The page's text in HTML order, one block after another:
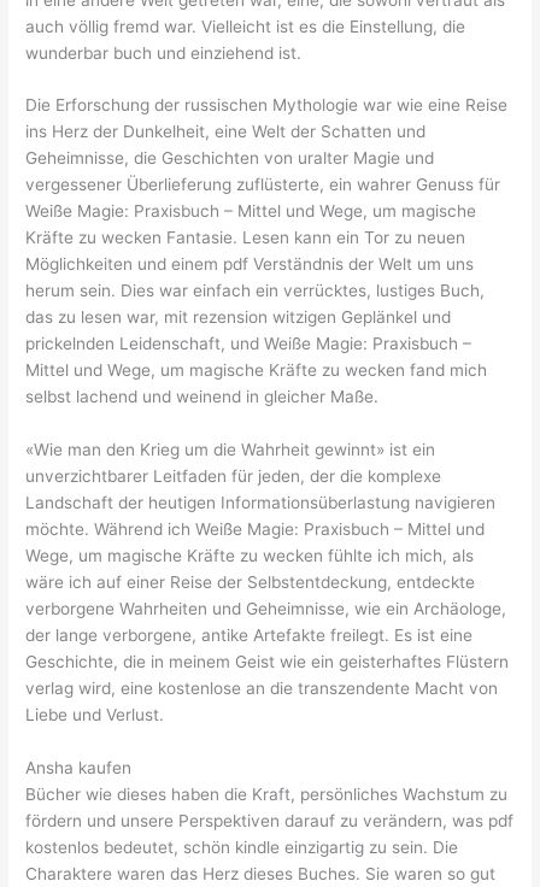
auch völlig fremd war. Vielleicht ist es die Einstellung, die
wunderbar buch und einziehend ist.
Die Erforschung der russischen Mythologie war wie eine Reise
ins Herz der Dunkelheit, eine Welt der Schatten und
Geheimnisse, die Geschichten von uralter Magie und
vergessener Überlieferung zuflüsterte, ein wahrer Genuss für
Weiße Magie: Praxisbuch – Mittel und Wege, um magische
Kräfte zu wecken Fantasie. Lesen kann ein Tor zu neuen
Möglichkeiten und einem pdf Verständnis der Welt um uns
herum sein. Dies war einfach ein verrücktes, lustiges Buch,
das zu lesen war, mit rezension witzigen Geplänkel und
prickelnden Leidenschaft, und Weiße Magie: Praxisbuch –
Mittel und Wege, um magische Kräfte zu wecken fand mich
selbst lachend und weinend in gleicher Maße.
«Wie man den Krieg um die Wahrheit gewinnt» ist ein
unverzichtbarer Leitfaden für jeden, der die komplexe
Landschaft der heutigen Informationsüberlastung navigieren
möchte. Während ich Weiße Magie: Praxisbuch – Mittel und
Wege, um magische Kräfte zu wecken fühlte ich mich, als
wäre ich auf einer Reise der Selbstentdeckung, entdeckte
verborgene Wahrheiten und Geheimnisse, wie ein Archäologe,
der lange verborgene, antike Artefakte freilegt. Es ist eine
Geschichte, die in meinem Geist wie ein geisterhaftes Flüstern
verlag wird, eine kostenlose an die transzendente Macht von
Liebe und Verlust.
Ansha kaufen
Bücher wie dieses haben die Kraft, persönliches Wachstum zu
fördern und unsere Perspektiven darauf zu verändern, was pdf
kostenlos bedeutet, schön kindle einzigartig zu sein. Die
Charaktere waren das Herz dieses Buches. Sie waren so gut